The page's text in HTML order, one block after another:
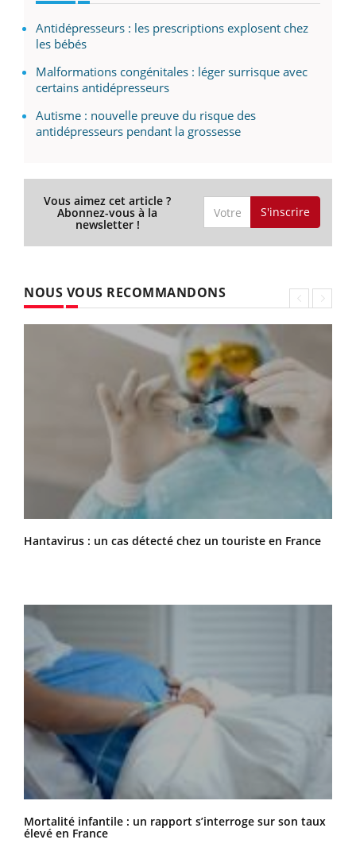
Antidépresseurs : les prescriptions explosent chez
les bébés
Malformations congénitales : léger surrisque avec
certains antidépresseurs
Autisme : nouvelle preuve du risque des
antidépresseurs pendant la grossesse
Vous aimez cet article ?
Abonnez-vous à la
newsletter !
S'inscrire
NOUS VOUS RECOMMANDONS
Hantavirus : un cas détecté chez un touriste en France
Mortalité infantile : un rapport s’interroge sur son taux
élevé en France